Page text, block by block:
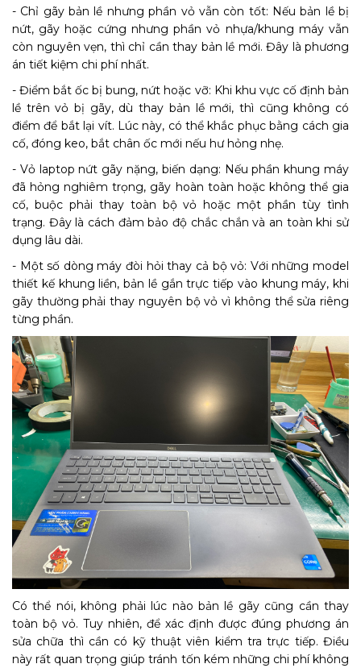
- Chỉ gãy bản lề nhưng phần vỏ vẫn còn tốt: Nếu bản lề bị
nứt, gãy hoặc cứng nhưng phần vỏ nhựa/khung máy vẫn
còn nguyên vẹn, thì chỉ cần thay bản lề mới. Đây là phương
án tiết kiệm chi phí nhất.
- Điểm bắt ốc bị bung, nứt hoặc vỡ: Khi khu vực cố định bản
lề trên vỏ bị gãy, dù thay bản lề mới, thì cũng không có
điểm để bắt lại vít. Lúc này, có thể khắc phục bằng cách gia
cố, đóng keo, bắt chân ốc mới nếu hư hỏng nhẹ.
- Vỏ laptop nứt gãy nặng, biến dạng: Nếu phần khung máy
đã hỏng nghiêm trọng, gãy hoàn toàn hoặc không thể gia
cố, buộc phải thay toàn bộ vỏ hoặc một phần tùy tình
trạng. Đây là cách đảm bảo độ chắc chắn và an toàn khi sử
dụng lâu dài.
- Một số dòng máy đòi hỏi thay cả bộ vỏ: Với những model
thiết kế khung liền, bản lề gắn trực tiếp vào khung máy, khi
gãy thường phải thay nguyên bộ vỏ vì không thể sửa riêng
từng phần.
Có thể nói, không phải lúc nào bản lề gãy cũng cần thay
toàn bộ vỏ. Tuy nhiên, để xác định được đúng phương án
sửa chữa thì cần có kỹ thuật viên kiểm tra trực tiếp. Điều
này rất quan trọng giúp tránh tốn kém những chi phí không